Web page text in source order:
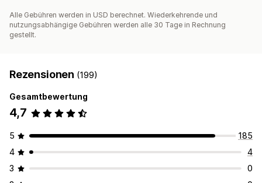
Alle Gebühren werden in USD berechnet. Wiederkehrende und
nutzungsabhängige Gebühren werden alle 30 Tage in Rechnung
gestellt.
Rezensionen (199)
Gesamtbewertung
4,7
5
185
4
4
3
0